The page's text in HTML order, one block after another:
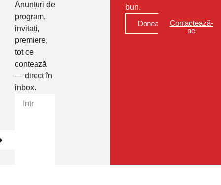
Anunțuri de
program,
invitați,
premiere,
tot ce
contează
— direct în
inbox.
bun.
Donează
Contactează-
ne